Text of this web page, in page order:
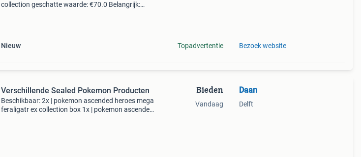
collection geschatte waarde: €70.0 Belangrijk:
Nieuw
Topadvertentie Bezoek website
Verschillende Sealed Pokemon Producten
Beschikbaar: 2x | pokemon ascended heroes mega
feraligatr ex collection box 1x | pokemon ascended
Bieden
Vandaag
Daan
Delft